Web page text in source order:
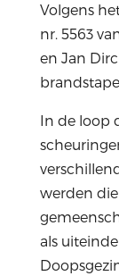
Volgens
nr. 5563
en Jan
In de loop
werden
als